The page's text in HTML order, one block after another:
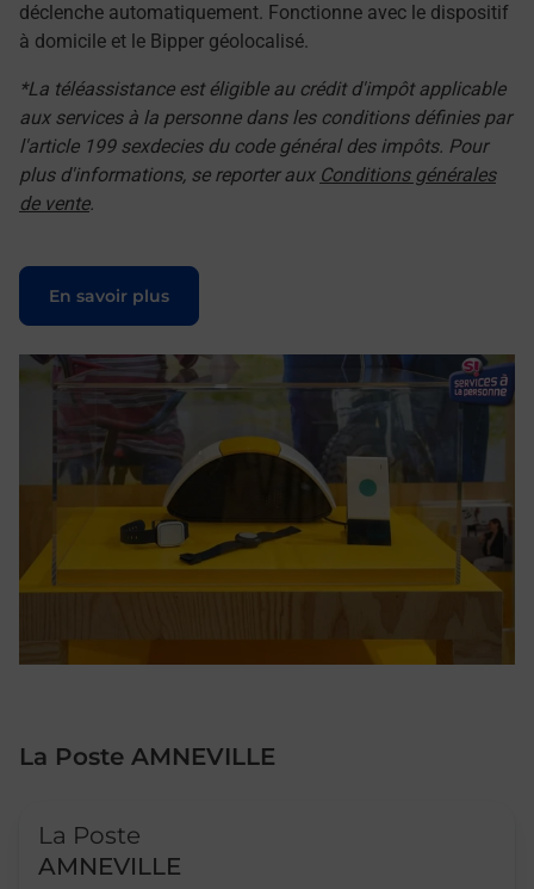
déclenche automatiquement. Fonctionne avec le dispositif
à domicile et le Bipper géolocalisé.
*La téléassistance est éligible au crédit d'impôt applicable
aux services à la personne dans les conditions définies par
l'article 199 sexdecies du code général des impôts. Pour
plus d'informations, se reporter aux Conditions générales
de vente.
En savoir plus
Le lien s'ouvre dans un nouvel onglet
La Poste AMNEVILLE
La Poste
AMNEVILLE